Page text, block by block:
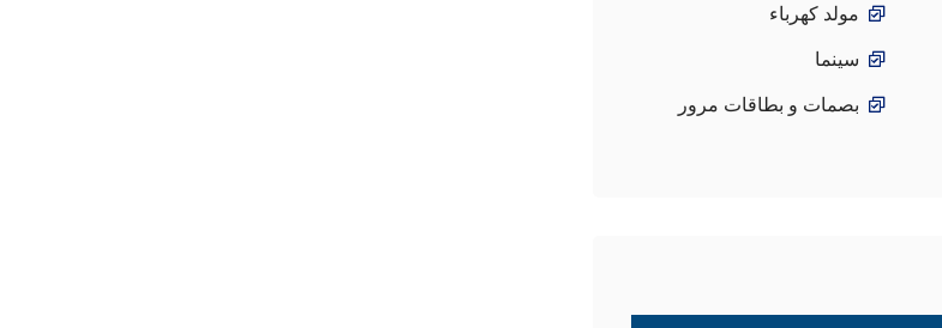
مولد كهرباء
سينما
بصمات و بطاقات مرور